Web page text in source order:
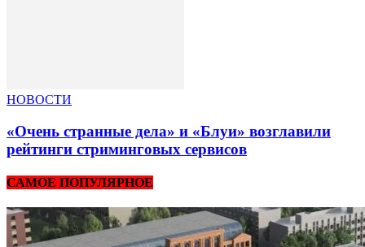
НОВОСТИ
«Очень странные дела» и «Блуи» возглавили
рейтинги стриминговых сервисов
САМОЕ ПОПУЛЯРНОЕ